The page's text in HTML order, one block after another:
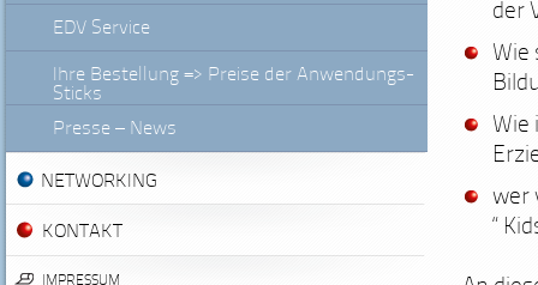
EDV Service
Ihre Bestellung => Preise der Anwendungs-
Sticks
Presse – News
NETWORKING
KONTAKT
IMPRESSUM
der
Wie
Wie
wer
“